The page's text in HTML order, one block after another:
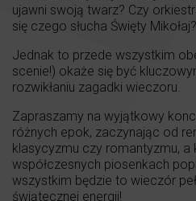
ujawni swoją twarz? Czy
się czego słucha Święty Mikołaj?
Jednak to przede wszystkim
scenie!) okaże się być
rozwikłaniu zagadki wieczoru.
Zapraszamy na wyjątkowy
różnych epok, zaczynając od
klasycyzmu czy romantyzmu, a
współczesnych piosenkach
wszystkim będzie to wieczór
świątecznej energii!